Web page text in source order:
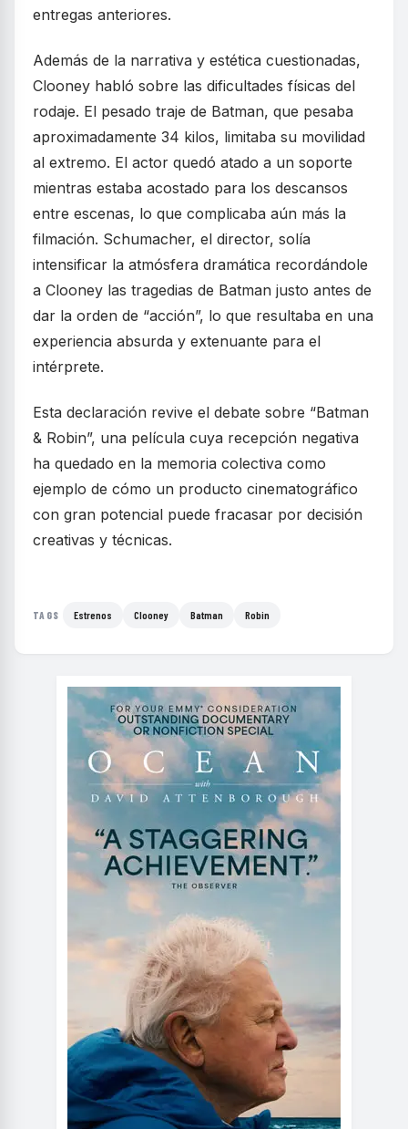
entregas anteriores.
Además de la narrativa y estética cuestionadas,
Clooney habló sobre las dificultades físicas del
rodaje. El pesado traje de Batman, que pesaba
aproximadamente 34 kilos, limitaba su movilidad
al extremo. El actor quedó atado a un soporte
mientras estaba acostado para los descansos
entre escenas, lo que complicaba aún más la
filmación. Schumacher, el director, solía
intensificar la atmósfera dramática recordándole
a Clooney las tragedias de Batman justo antes de
dar la orden de “acción”, lo que resultaba en una
experiencia absurda y extenuante para el
intérprete.
Esta declaración revive el debate sobre “Batman
& Robin”, una película cuya recepción negativa
ha quedado en la memoria colectiva como
ejemplo de cómo un producto cinematográfico
con gran potencial puede fracasar por decisión
creativas y técnicas.
TAGS Estrenos Clooney Batman Robin